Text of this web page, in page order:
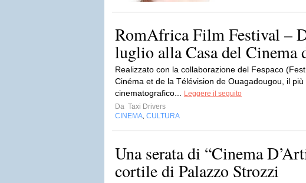
RomAfrica Film Festival –
luglio alla Casa del Cinema
Realizzato con la collaborazione del Fespaco
Cinéma et de la Télévision de Ouagadougou, il
cinematografico...
Leggere il seguito
Da Taxi Drivers
CINEMA CULTURA
Una serata di “Cinema
cortile di Palazzo Strozzi